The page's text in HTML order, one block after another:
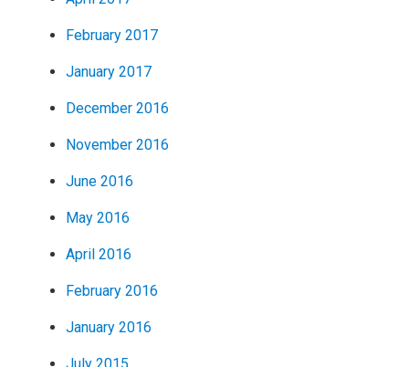
February 2017
January 2017
December 2016
November 2016
June 2016
May 2016
April 2016
February 2016
January 2016
July 2015